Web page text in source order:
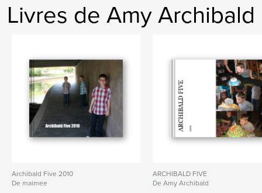
Livres de Amy Archibald
Archibald Five 2010
De maimee
ARCHIBALD FIVE
De Amy Archibald